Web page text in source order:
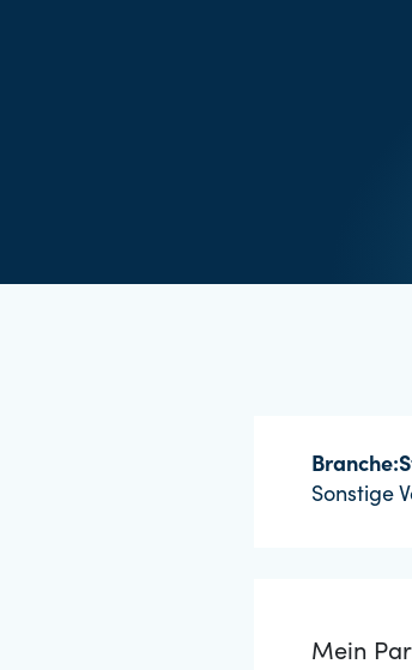
Branche:
Sonstige
Mein